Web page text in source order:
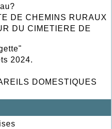
DE CHEMINS RURAUX
DU CIMETIERE DE
2024.
DOMESTIQUES